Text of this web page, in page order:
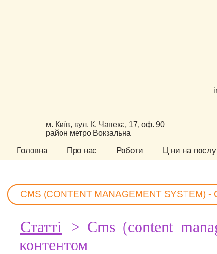
м. Київ, вул. К. Чапека, 17, оф. 90
район метро Вокзальна
Головна Про нас Роботи Ціни на
CMS (CONTENT MANAGEMENT
Статті > Cms (content
контентом